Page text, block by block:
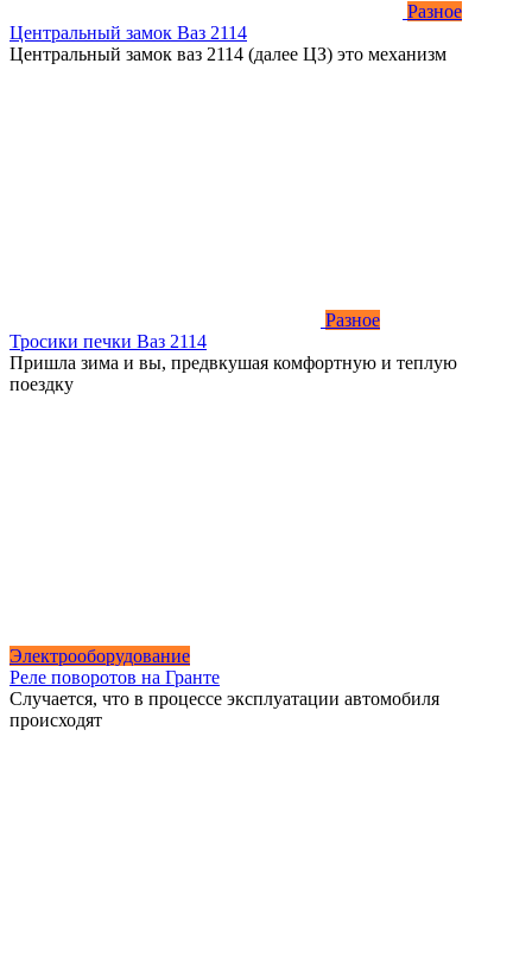
Разное
Центральный замок Ваз 2114
Центральный замок ваз 2114 (далее ЦЗ) это механизм
Разное
Тросики печки Ваз 2114
Пришла зима и вы, предвкушая комфортную и теплую
поездку
Электрооборудование
Реле поворотов на Гранте
Случается, что в процессе эксплуатации автомобиля
происходят